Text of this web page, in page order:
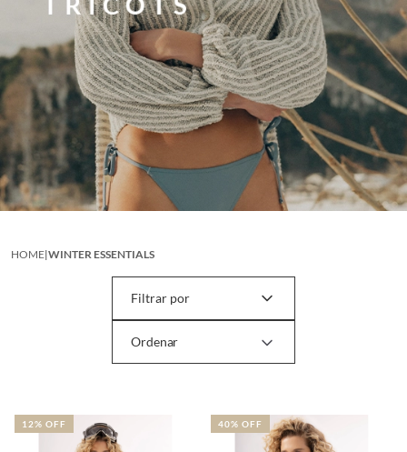
HOME|WINTER ESSENTIALS
Filtrar por
12% OFF 40% OFF